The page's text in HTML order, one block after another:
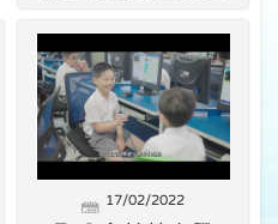
17/02/2022